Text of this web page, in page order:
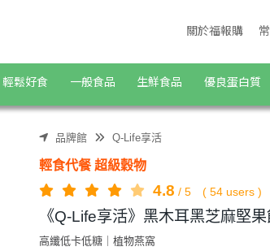
關於福報購
輕鬆好食 一般食品 生鮮食品 優良蛋白質
品牌館 Q-Life享活
輕食代餐 超級穀物
4.8 / 5 ( 54 users )
《Q-Life享活》黑木耳黑芝麻堅
高纖低卡低糖｜植物燕窩